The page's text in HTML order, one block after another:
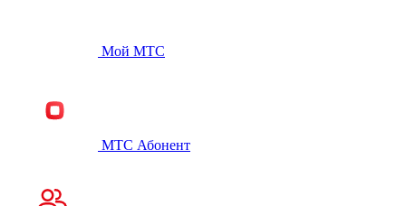
Мой МТС
МТС Абонент